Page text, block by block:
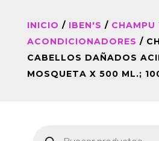
INICIO / IBEN'S / CHAMPU
ACONDICIONADORES /
CABELLOS DAÑADOS
MOSQUETA X 500 ML.;